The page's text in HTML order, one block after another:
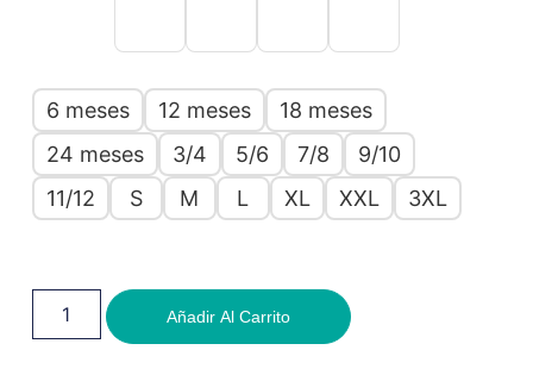
6 meses 12 meses
18 meses
24 meses
3/4 5/6 7/8
9/10
11/12
S M L XL XXL 3XL
Añadir Al Carrito